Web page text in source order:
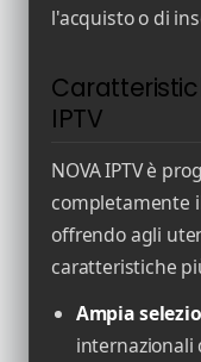
l'acquisto o di
IPTV
NOVA IPTV è
completamente
offrendo agli
caratteristiche
Ampia
internazionali